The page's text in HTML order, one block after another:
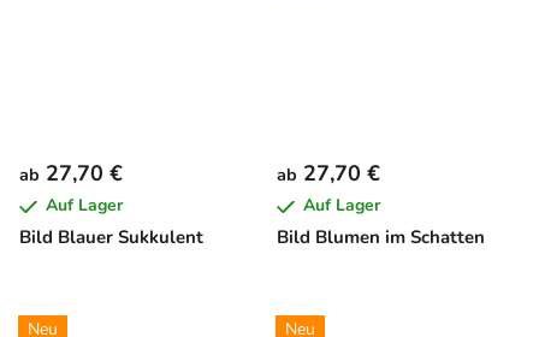
Bild Blauer Sukkulent
ab 27,70 €
Auf Lager
Bild Blumen im Schatten
ab 27,70 €
Auf Lager
Neu Neu